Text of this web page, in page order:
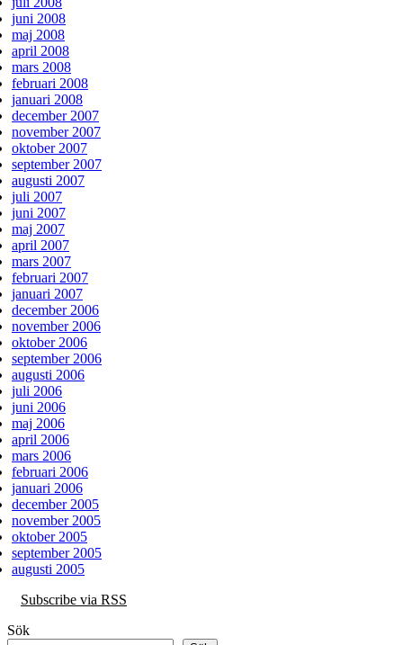
juni 2008
maj 2008
april 2008
mars 2008
februari 2008
januari 2008
december 2007
november 2007
oktober 2007
september 2007
augusti 2007
juli 2007
juni 2007
maj 2007
april 2007
mars 2007
februari 2007
januari 2007
december 2006
november 2006
oktober 2006
september 2006
augusti 2006
juli 2006
juni 2006
maj 2006
april 2006
mars 2006
februari 2006
januari 2006
december 2005
november 2005
oktober 2005
september 2005
augusti 2005
Subscribe via RSS
Sök